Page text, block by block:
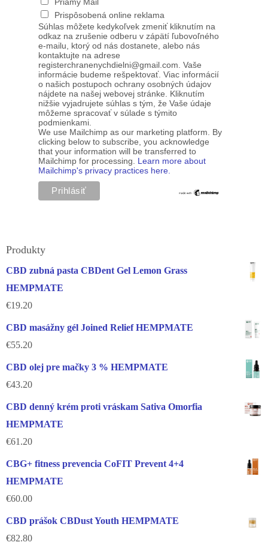
Prispôsobená online reklama
Súhlas môžete kedykoľvek zmeniť kliknutím na
odkaz na zrušenie odberu v zápätí ľubovoľného
e-mailu, ktorý od nás dostanete, alebo nás
kontaktujte na adrese
registerchranenychdielni@gmail.com. Vaše
informácie budeme rešpektovať. Viac informácií
o našich postupoch ochrany osobných údajov
nájdete na našej webovej stránke. Kliknutím
nižšie vyjadrujete súhlas s tým, že Vaše údaje
môžeme spracovať v súlade s týmito
podmienkami.
We use Mailchimp as our marketing platform. By
clicking below to subscribe, you acknowledge
that your information will be transferred to
Mailchimp for processing. Learn more about
Mailchimp's privacy practices here.
Produkty
CBD zubná pasta CBDent Gel Lemon Grass
HEMPMATE
€19.20
CBD masážny gél Joined Relief HEMPMATE
€55.20
CBD olej pre mačky 3 % HEMPMATE
€43.20
CBD denný krém proti vráskam Sativa Omorfia
HEMPMATE
€61.20
CBG+ fitness prevencia CoFIT Prevent 4+4
HEMPMATE
€60.00
CBD prášok CBDust Youth HEMPMATE
€82.80